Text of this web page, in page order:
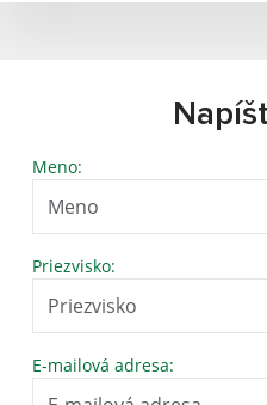
Meno:
Priezvisko:
E-mailová adresa: